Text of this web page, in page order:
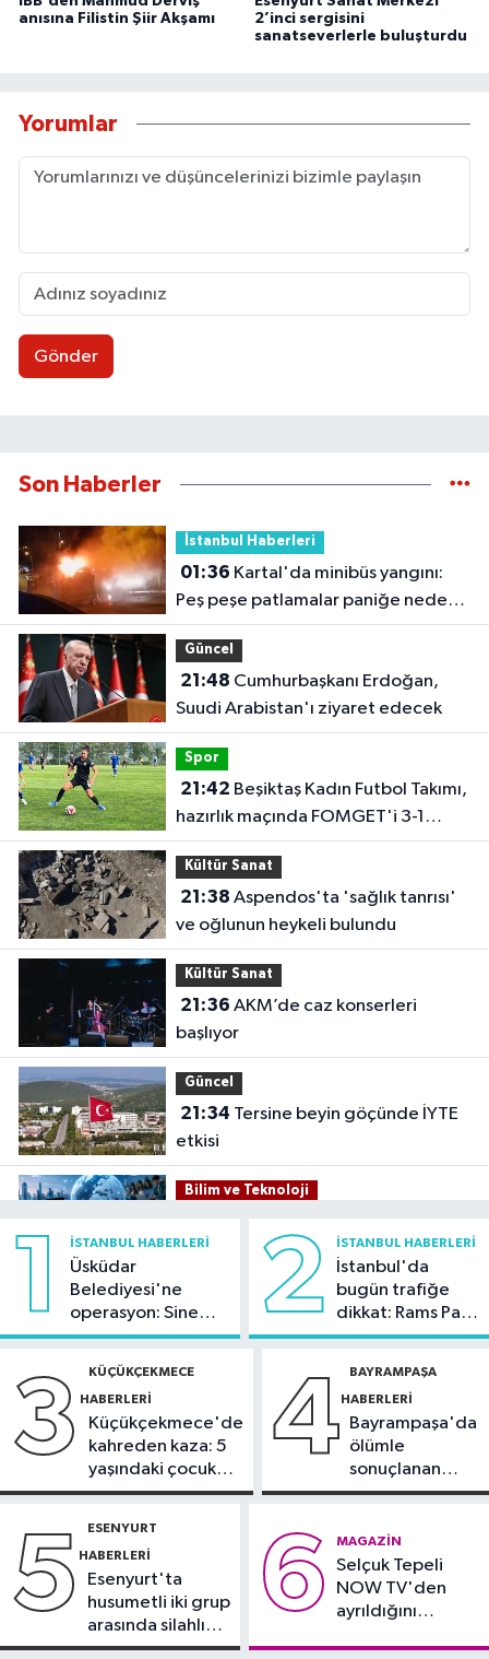
anısına Filistin Şiir Akşamı
2’inci sergisini
sanatseverlerle buluşturdu
Yorumlar
Gönder
Son Haberler
İstanbul Haberleri
01:36
Peş peşe patlamalar paniğe neden
oldu
Güncel
21:48
Suudi Arabistan'ı ziyaret edecek
Spor
21:42
hazırlık maçında FOMGET'i 3-1
mağlup etti
Kültür Sanat
21:38
ve oğlunun heykeli bulundu
Kültür Sanat
21:36
başlıyor
Güncel
21:34
etkisi
Bilim ve Teknoloji
oranı yüzde 92,3 oldu
Bilim ve Teknoloji
21:21
vatandaşları yazlık sinemada
buluşturuyor
demeyin, önlemini alın
1 İSTANBUL HABERLERI
Üsküdar
Belediyesi'ne
operasyon: Sinem
Dedetaş'a
2 İSTANBUL HABERLERI
İstanbul'da
bugün trafiğe
dikkat: Rams Park
çevresinde bazı
3 KÜÇÜKÇEKMECE
HABERLERI
Küçükçekmece'de
kahreden kaza: 5
yaşındaki çocuk
yoğun bakımda
4 BAYRAMPAŞA
HABERLERI
Bayrampaşa'da
ölümle
sonuçlanan
kaza: Sürücü
5 ESENYURT
HABERLERI
Esenyurt'ta
husumetli iki grup
arasında silahlı
kavga
6 MAGAZIN
Selçuk Tepeli
NOW TV'den
ayrıldığını